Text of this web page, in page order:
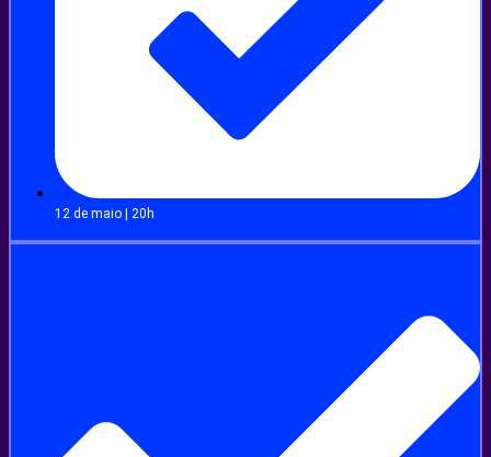
12 de maio | 20h